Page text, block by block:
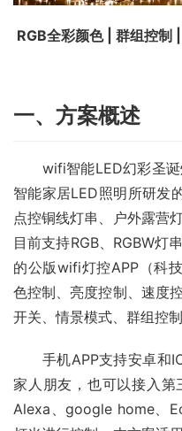
RGB全彩颜色 | 群组控
一、方案概述
wifi智能LED幻彩圣诞
智能家居LED照明所研发
点控铜线灯串、户外露营
目前支持RGB、RGBW灯
的公版wifi灯控APP（科
色控制、亮度控制、速度
开关、情景模式、群组控制
手机APP支持安卓和
家人朋友，也可以接入第
Alexa、google home、